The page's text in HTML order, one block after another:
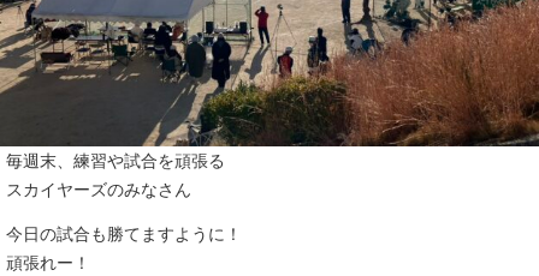
毎週末、練習や試合を頑張る
スカイヤーズのみなさん
今日の試合も勝てますように！
頑張れー！